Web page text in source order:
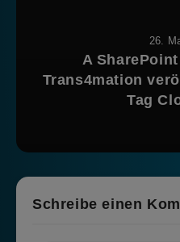
26.
A
Trans4mation
Tag
Schreibe einen